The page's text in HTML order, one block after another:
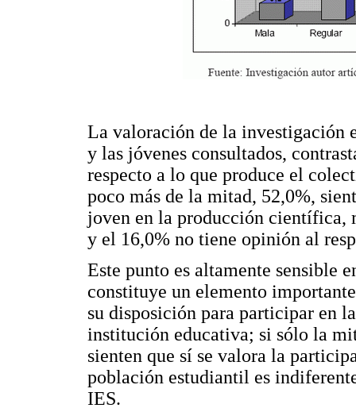
La valoración de la investigación
y las jóvenes consultados,
respecto a lo que produce el
poco más de la mitad, 52,0%,
joven en la producción científica,
y el 16,0% no tiene opinión al
Este punto es altamente sensible
constituye un elemento
su disposición para participar en
institución educativa; si sólo la
sienten que sí se valora la
población estudiantil es
IES.